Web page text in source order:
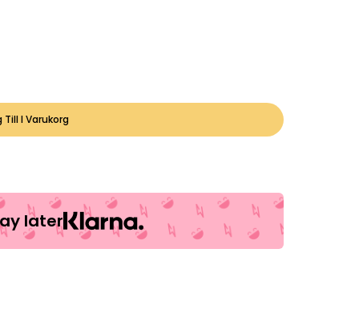
Till I Varukorg
later